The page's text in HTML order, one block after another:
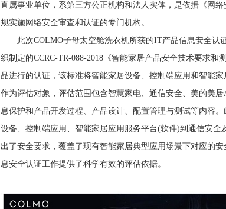
直属事业单位，系第三方公正机构和法人实体，是依据《网
规实施网络安全审查和认证的专门机构。
此次COLMO子母太空舱洗衣机所获的IT产品信息安全认
织制定的CCRC-TR-088-2018《智能家居产品安全技术要求和
品进行的认证，该标准将智能家居设备、控制端应用和智能
作为评估对象，评估范围包含智慧家电、通信安全、美的美
息保护和产品开发过程、产品设计、配置管理与测试等内容
设备、控制端应用、智能家居应用服务平台(软件)到通信安全
出了安全要求，覆盖了现有智能家居典型应用场景下对应的
息安全认证工作提供了科学有效的评估依据。